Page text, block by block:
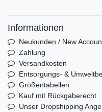
Informationen
Neukunden / New
Zahlung
Versandkosten
Entsorgungs- &
Größentabellen
Kauf mit Rückgaberecht
Unser Dropshipping